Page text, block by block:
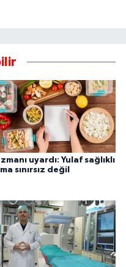
uyardı: Yulaf sağlıklı
sınırsız değil